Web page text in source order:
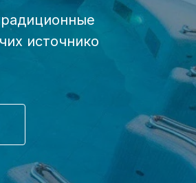
источнико